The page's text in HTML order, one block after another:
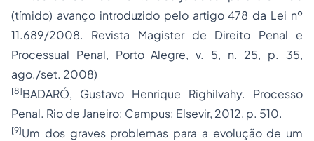
(tímido) avanço introduzido pelo artigo 478 da Lei nº
11.689/2008. Revista Magister de Direito Penal e
Processual Penal, Porto Alegre, v. 5, n. 25, p. 35,
ago./set. 2008)
[8]BADARÓ, Gustavo Henrique RighiIvahy. Processo
Penal. Rio de Janeiro: Campus: Elsevir, 2012, p. 510.
[9]Um dos graves problemas para a evolução de um